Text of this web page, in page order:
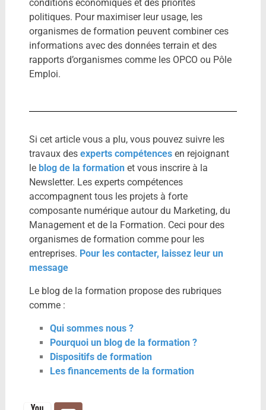
conditions économiques et des priorités
politiques. Pour maximiser leur usage, les
organismes de formation peuvent combiner ces
informations avec des données terrain et des
rapports d’organismes comme les OPCO ou Pôle
Emploi.
Si cet article vous a plu, vous pouvez suivre les
travaux des experts compétencesen rejoignant
le blog de la formation et vous inscrire à la
Newsletter. Les experts compétences
accompagnent tous les projets à forte
composante numérique autour du Marketing, du
Management et de la Formation. Ceci pour des
organismes de formation comme pour les
entreprises. Pour les contacter, laissez leur un
message
Le blog de la formation propose des rubriques
comme :
Qui sommes nous ?
Pourquoi un blog de la formation ?
Dispositifs de formation
Les financements de la formation